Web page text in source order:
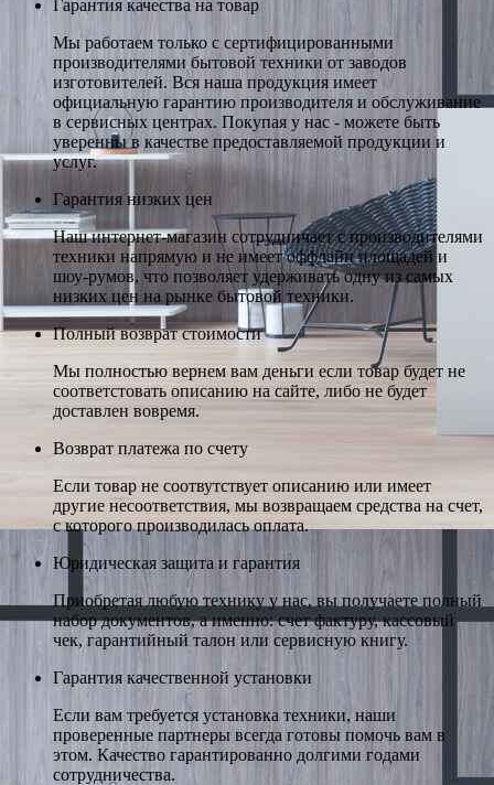
Гарантия качества на товар
Мы работаем только с сертифицированными
производителями бытовой техники от заводов
изготовителей. Вся наша продукция имеет
официальную гарантию производителя и обслуживание
в сервисных центрах. Покупая у нас - можете быть
уверенны в качестве предоставляемой продукции и
услуг.
Гарантия низких цен
Наш интернет-магазин сотрудничает с производителями
техники напрямую и не имеет оффлайн площадей и
шоу-румов, что позволяет удерживать одну из самых
низких цен на рынке бытовой техники.
Полный возврат стоимости
Мы полностью вернем вам деньги если товар будет не
соответстовать описанию на сайте, либо не будет
доставлен вовремя.
Возврат платежа по счету
Если товар не соотвутствует описанию или имеет
другие несоответствия, мы возвращаем средства на счет,
с которого производилась оплата.
Юридическая защита и гарантия
Приобретая любую технику у нас, вы получаете полный
набор документов, а именно: счет фактуру, кассовый
чек, гарантийный талон или сервисную книгу.
Гарантия качественной установки
Если вам требуется установка техники, наши
проверенные партнеры всегда готовы помочь вам в
этом. Качество гарантированно долгими годами
сотрудничества.